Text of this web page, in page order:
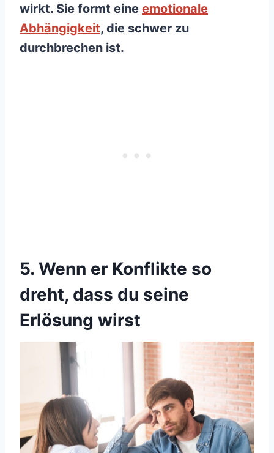
wirkt. Sie formt eine emotionale
Abhängigkeit, die schwer zu
durchbrechen ist.
5. Wenn er Konflikte so
dreht, dass du seine
Erlösung wirst